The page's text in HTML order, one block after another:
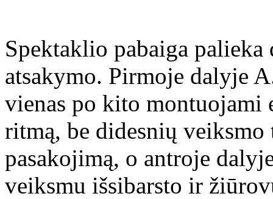
Spektaklio pabaiga
atsakymo. Pirmoje dalyje
vienas po kito
ritmą, be didesnių
pasakojimą, o antroje
veiksmu išsibarsto ir